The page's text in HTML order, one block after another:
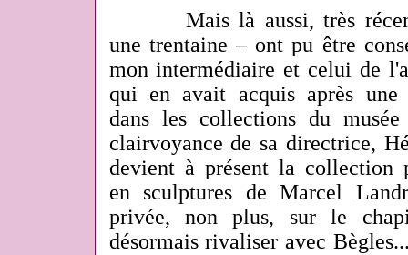
Mais là aussi, très
une trentaine – ont pu être
mon intermédiaire et celui de
qui en avait acquis après une
dans les collections du
clairvoyance de sa directrice,
devient à présent la collection
en sculptures de Marcel
privée, non plus, sur le
désormais rivaliser avec